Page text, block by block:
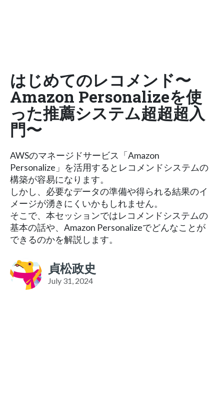
はじめてのレコメンド〜
Amazon Personalizeを使
った推薦システム超超超入
門〜
AWSのマネージドサービス「Amazon
Personalize」を活用するとレコメンドシステムの
構築が容易になります。
しかし、必要なデータの準備や得られる結果のイ
メージが湧きにくいかもしれません。
そこで、本セッションではレコメンドシステムの
基本の話や、Amazon Personalizeでどんなことが
できるのかを解説します。
貞松政史
July 31, 2024